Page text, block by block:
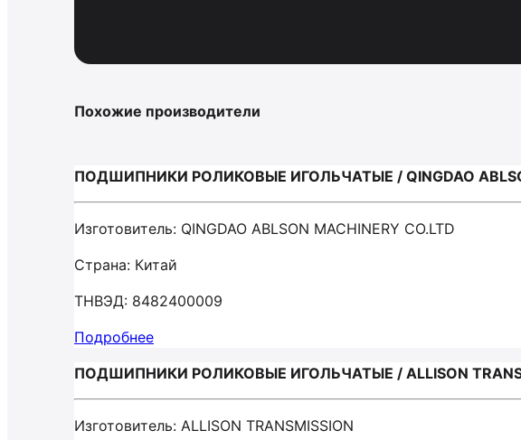
Похожие производители
ПОДШИПНИКИ РОЛИКОВЫЕ ИГОЛЬЧАТЫЕ / QINGDAO
Изготовитель: QINGDAO ABLSON MACHINERY CO.LTD
Страна: Китай
ТНВЭД: 8482400009
Подробнее
ПОДШИПНИКИ РОЛИКОВЫЕ ИГОЛЬЧАТЫЕ / ALLISON
Изготовитель: ALLISON TRANSMISSION